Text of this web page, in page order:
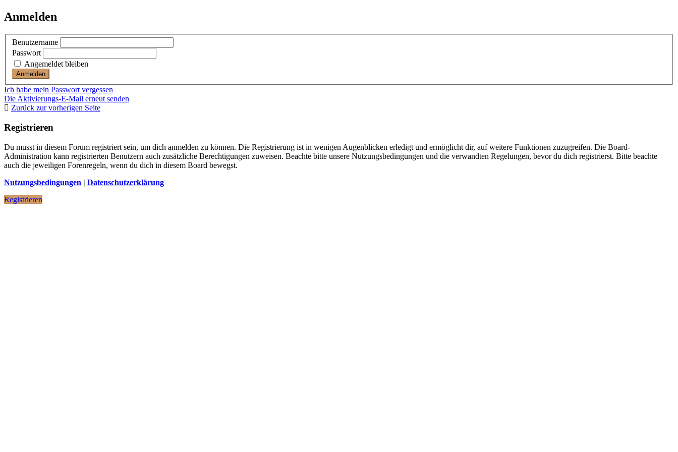
Anmelden
Benutzername
Passwort
Angemeldet bleiben
Ich habe mein Passwort vergessen
Die Aktivierungs-E-Mail erneut senden
Zurück zur vorherigen Seite
Registrieren
Du musst in diesem Forum registriert sein, um dich anmelden zu können. Die Registrierung ist in wenigen Augenblicken erledigt und ermöglicht dir, auf weitere Funktionen zuzugreifen. Die Board-
Administration kann registrierten Benutzern auch zusätzliche Berechtigungen zuweisen. Beachte bitte unsere Nutzungsbedingungen und die verwandten Regelungen, bevor du dich registrierst. Bitte beachte
auch die jeweiligen Forenregeln, wenn du dich in diesem Board bewegst.
Nutzungsbedingungen | Datenschutzerklärung
Registrieren